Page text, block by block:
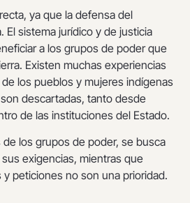
ya que la defensa del
El sistema jurídico y de justicia
a los grupos de poder que
Existen muchas experiencias
los pueblos y mujeres indígenas
descartadas, tanto desde
de las instituciones del Estado.
los grupos de poder, se busca
exigencias, mientras que
peticiones no son una prioridad.